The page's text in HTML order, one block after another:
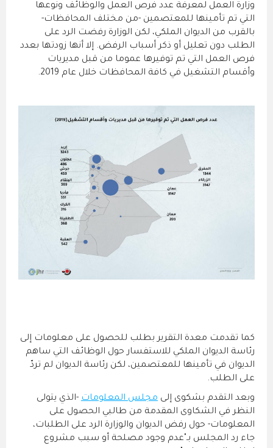
وزارة العمل لمعرفة عدد فرص العمل والوظائف ونوعها
التي تم تأمينها للمعتصمين -من مختلف المحافظات-
بالقرب من الديوان الملكي، لكن الوزارة رفضت الرد على
الطلب دون تعليل أو ذكر أسباب الرفض. إلا أنها زودتها بعدد
فرص العمل التي تم توفيرها عموما من قبل مديريات
وأقسام التشغيل في كافة المحافظات خلال عام 2019.
كما تقدمت معدة التقرير بطلب للحصول على معلومات إلى
رئاسة الديوان الملكي للاستفسار حول الوظائف التي ساهم
الديوان في تأمينها للمعتصمين، لكن رئاسة الديوان لم تردّ
على الطلب.
وبعد التقدم بشكوى إلى مجلس المعلومات -الذي يتولى
النظر في الشكاوى المقدمة من طالبي الحصول على
المعلومات- حول رفض الديوان والوزارة الرد على الطلبات،
جاء رد المجلس بـ"عدم وجود مصلحة أو سبب مشروع